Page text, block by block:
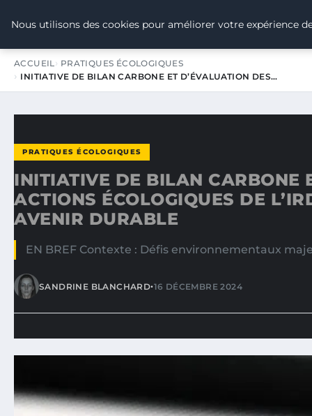
TOUR DE FRANCE POUR LE
ACCUEIL
PRATIQUES ÉCOLOGIQUES
INITIATIVE DE BILAN CARBONE ET D’ÉVALUATION DES…
PRATIQUES ÉCOLOGIQUES
INITIATIVE DE BILAN CARBONE
ACTIONS ÉCOLOGIQUES DE
AVENIR DURABLE
EN BREF Contexte : Défis environnementaux
SANDRINE BLANCHARD•16 DÉCEMBRE 2024
Nous utilisons des cookies pour améliorer votre expérience